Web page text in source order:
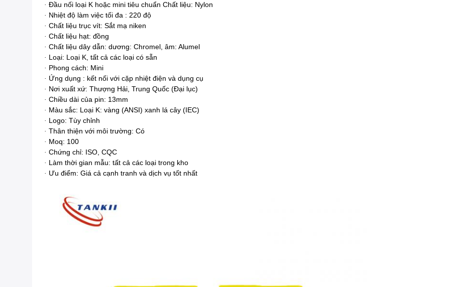
· Đầu nối loại K hoặc mini tiêu chuẩn Chất liệu: Nylon
· Nhiệt độ làm việc tối đa : 220 độ
· Chất liệu trục vít: Sắt mạ niken
· Chất liệu hạt: đồng
· Chất liệu dây dẫn: dương: Chromel, âm: Alumel
· Loại: Loại K, tất cả các loại có sẵn
· Phong cách: Mini
· Ứng dụng : kết nối với cặp nhiệt điện và dụng cụ
· Nơi xuất xứ: Thượng Hải, Trung Quốc (Đại lục)
· Chiều dài của pin: 13mm
· Màu sắc: Loại K: vàng (ANSI) xanh lá cây (IEC)
· Logo: Tùy chỉnh
· Thân thiện với môi trường: Có
· Moq: 100
· Chứng chỉ: ISO, CQC
· Làm thời gian mẫu: tất cả các loại trong kho
· Ưu điểm: Giá cả cạnh tranh và dịch vụ tốt nhất